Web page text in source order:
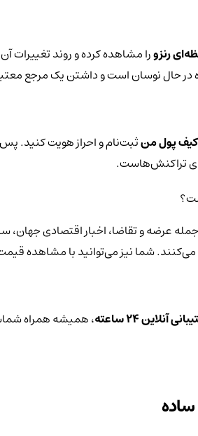
رنزورا مشاهده کرده و روند تغییرات
در حال نوسان است و داشتن یک مرجع
کیف پول منثبت‌نام و احراز هویت کنید. پس
تراکنش‌هاست.
عرضه و تقاضا، اخبار اقتصادی
می‌کنند. شما نیز می‌توانید با مشاهده
آنلاین ۲۴ ساعته ، همیشه همراه